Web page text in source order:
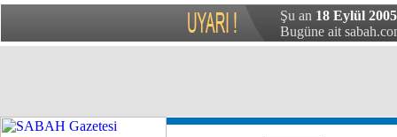
Şu an 18 Eylül
Bugüne ait